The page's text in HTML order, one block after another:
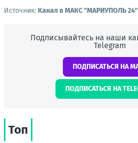
Источник: Канал в МАКС "МАРИУПОЛЬ 24"
Подписывайтесь на наши
Telegram
ПОДПИСАТЬСЯ НА
ПОДПИСАТЬСЯ НА
Топ